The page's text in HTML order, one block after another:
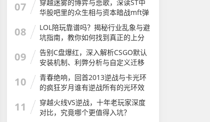
07
穿越迷雾的博弈与悲歌，深读ST中
华股吧里的众生相与资本暗战mft弹
簧评测
08
LOL陪玩靠谱吗？揭秘行业乱象与避
坑指南，教你如何找到真正的上分
神器LOL陪玩软件有哪些app
09
告别C盘爆红，深入解析CSGO默认
安装机制、利弊分析与自定义迁移
完全指南csgo安装步骤
10
青春绝响，回首2013逆战与卡光环
的疯狂岁月谁有逆战所有的光环效
果图及介绍
11
穿越火线VS逆战，十年老玩家深度
对比，究竟哪个更值得入坑？